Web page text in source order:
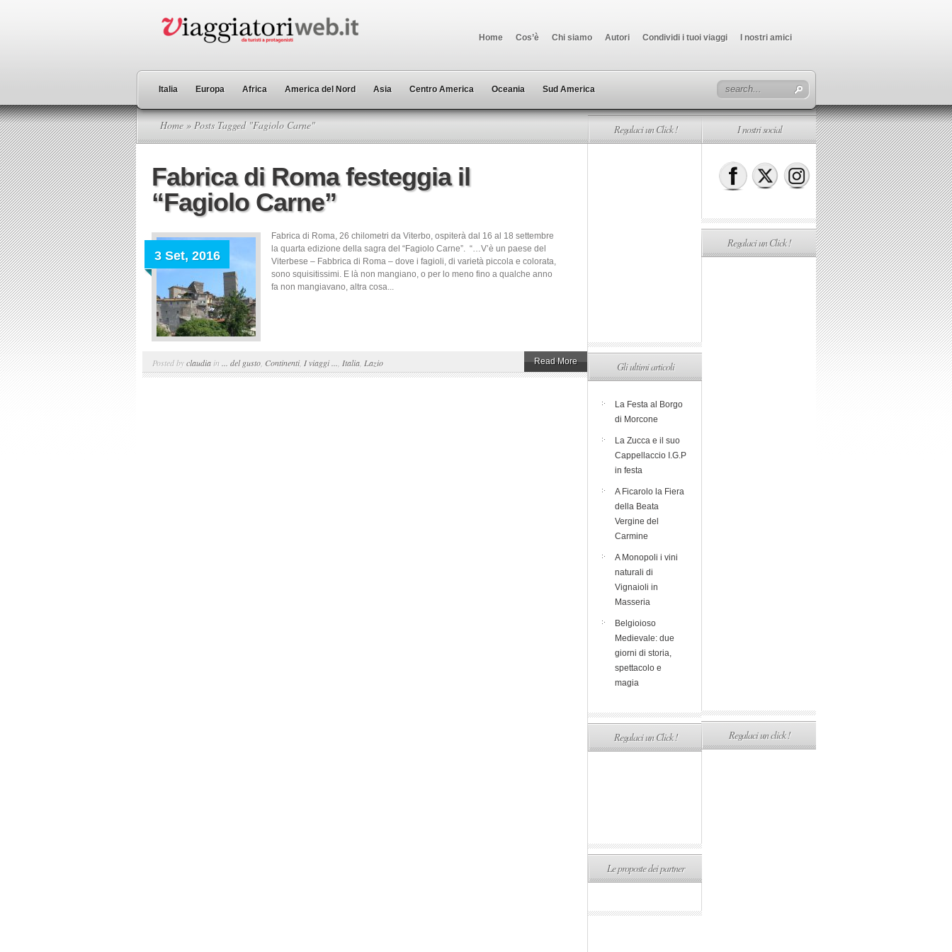
Home Cos’è Chi siamo Autori Condividi i tuoi viaggi I nostri amici
Italia Europa Africa America del Nord Asia Centro America Oceania Sud America
Home » Posts Tagged "Fagiolo Carne"
Fabrica di Roma festeggia il
“Fagiolo Carne”
3 Set, 2016
Fabrica di Roma, 26 chilometri da Viterbo, ospiterà dal 16 al 18 settembre
la quarta edizione della sagra del “Fagiolo Carne”. “…V’è un paese del
Viterbese – Fabbrica di Roma – dove i fagioli, di varietà piccola e colorata,
sono squisitissimi. E là non mangiano, o per lo meno fino a qualche anno
fa non mangiavano, altra cosa...
Posted byclaudia in ... del gusto Continenti, I viaggi ... Italia Lazio Read More
Regalaci un Click !
Gli ultimi articoli
La Festa al Borgo
di Morcone
La Zucca e il suo
Cappellaccio I.G.P
in festa
A Ficarolo la Fiera
della Beata
Vergine del
Carmine
A Monopoli i vini
naturali di
Vignaioli in
Masseria
Belgioioso
Medievale: due
giorni di storia,
spettacolo e
magia
Regalaci un Click !
Le proposte dei partner
I nostri social
Regalaci un Click !
Regalaci un click !